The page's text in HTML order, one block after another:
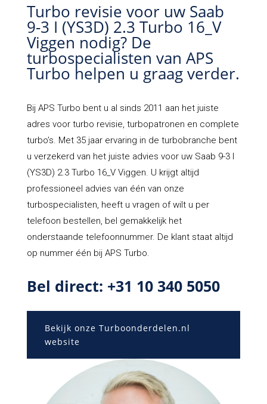
Turbo revisie voor uw Saab
9-3 I (YS3D) 2.3 Turbo 16_V
Viggen nodig? De
turbospecialisten van APS
Turbo helpen u graag verder.
Bij APS Turbo bent u al sinds 2011 aan het juiste
adres voor turbo revisie, turbopatronen en complete
turbo’s. Met 35 jaar ervaring in de turbobranche bent
u verzekerd van het juiste advies voor uw Saab 9-3 I
(YS3D) 2.3 Turbo 16_V Viggen. U krijgt altijd
professioneel advies van één van onze
turbospecialisten, heeft u vragen of wilt u per
telefoon bestellen, bel gemakkelijk het
onderstaande telefoonnummer. De klant staat altijd
op nummer één bij APS Turbo.
Bel direct: +31 10 340 5050
Bekijk onze Turboonderdelen.nl
website